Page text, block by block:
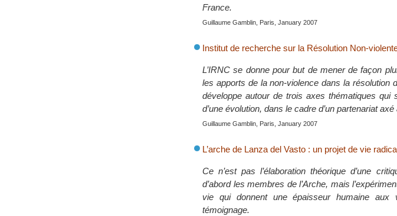
France.
Guillaume Gamblin, Paris, January 2007
Institut de recherche sur la Résolution Non-
L’IRNC se donne pour but de mener de façon
les apports de la non-violence dans la
développe autour de trois axes thématiques qui
d’une évolution, dans le cadre d’un partenariat
Guillaume Gamblin, Paris, January 2007
L’arche de Lanza del Vasto : un projet de vie
Ce n’est pas l’élaboration théorique d’une
d’abord les membres de l’Arche, mais
vie qui donnent une épaisseur humaine
témoignage.